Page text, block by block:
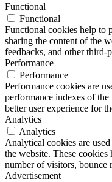
Functional
Functional
Functional cookies help to
sharing the content of the
feedbacks, and other third-
Performance
Performance
Performance cookies are
performance indexes of
better user experience for
Analytics
Analytics
Analytical cookies are
the website. These
number of visitors, bounce
Advertisement